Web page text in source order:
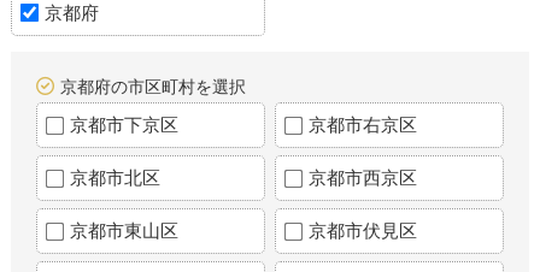
京都府
京都府の市区町村を選択
京都市下京区 京都市右京区
京都市北区 京都市西京区
京都市東山区 京都市伏見区